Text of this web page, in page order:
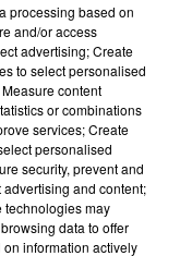
processing based on
and/or access
advertising; Create
to select personalised
content
or combinations
services; Create
personalised
security, prevent and
and content;
technologies may
data to offer
information actively